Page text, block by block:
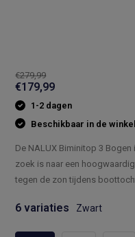
€279,99
€179,99
1-2 dagen
Beschikbaar in de
De NALUX Biminitop 3
zoek is naar een
tegen de zon tijdens
6 variaties Zwart